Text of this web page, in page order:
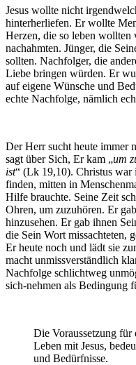
Jesus wollte nicht
hinterherliefen. Er wollte
Herzen, die so leben wollten
nachahmten. Jünger, die
sollten. Nachfolger, die
Liebe bringen würden. Er
auf eigene Wünsche und
echte Nachfolge, nämlich
Der Herr sucht heute immer
sagt über Sich, Er kam „um
ist“ (Lk 19,10). Christus war
finden, mitten in
Hilfe brauchte. Seine Zeit
Ohren, um zuzuhören. Er
hinzusehen. Er gab ihnen
die Sein Wort missachteten,
Er heute noch und lädt sie
macht unmissverständlich
Nachfolge schlichtweg
sich-nehmen als Bedingung
Die Voraussetzung für
Leben mit Jesus,
und Bedürfnisse.